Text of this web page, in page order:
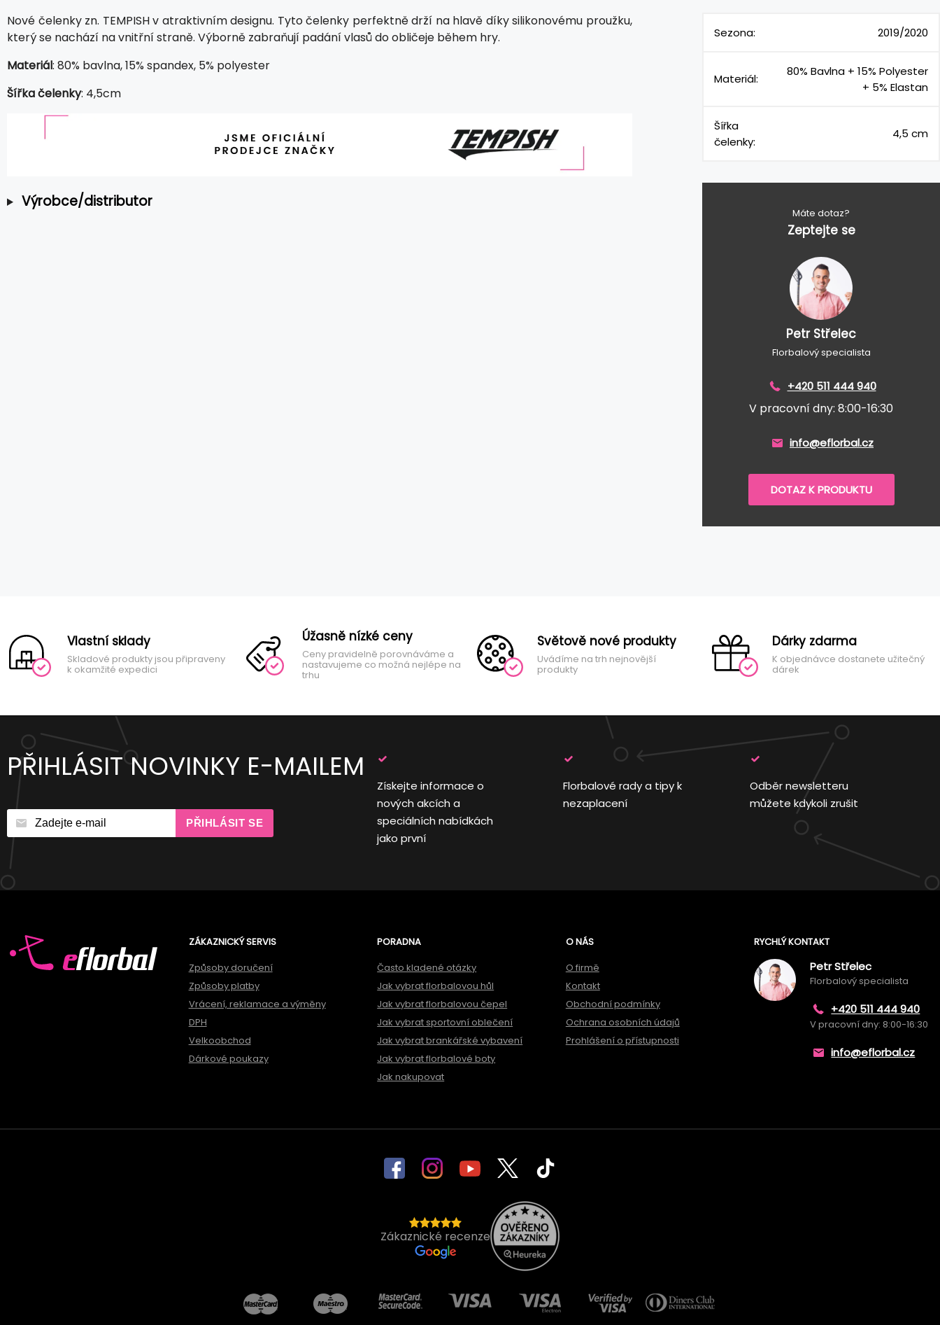
Nové čelenky zn. TEMPISH v atraktivním designu. Tyto čelenky perfektně drží na hlavě díky silikonovému proužku,
který se nachází na vnitřní straně. Výborně zabraňují padání vlasů do obličeje během hry.
Materiál: 80% bavlna, 15% spandex, 5% polyester
Šířka čelenky: 4,5cm
Výrobce/distributor
Sezona: 2019/2020
Materiál:
80% Bavlna + 15% Polyester
+ 5% Elastan
Šířka
čelenky:
4,5 cm
Máte dotaz?
Zeptejte se
Petr Střelec
Florbalový specialista
+420 511 444 940
V pracovní dny: 8:00-16:30
info@eflorbal.cz
DOTAZ K PRODUKTU
Vlastní sklady
Skladové produkty jsou připraveny
k okamžité expedici
Úžasně nízké ceny
Ceny pravidelně porovnáváme a
nastavujeme co možná nejlépe na
trhu
Světově nové produkty
Uvádíme na trh nejnovější
produkty
Dárky zdarma
K objednávce dostanete užitečný
dárek
PŘIHLÁSIT NOVINKY E-MAILEM
PŘIHLÁSIT SE
Získejte informace o
nových akcích a
speciálních nabídkách
jako první
Florbalové rady a tipy k
nezaplacení
Odběr newsletteru
můžete kdykoli zrušit
ZÁKAZNICKÝ SERVIS
Způsoby doručení
Způsoby platby
Vrácení, reklamace a výměny
DPH
Velkoobchod
Dárkové poukazy
PORADNA
Často kladené otázky
Jak vybrat florbalovou hůl
Jak vybrat florbalovou čepel
Jak vybrat sportovní oblečení
Jak vybrat brankářské vybavení
Jak vybrat florbalové boty
Jak nakupovat
O NÁS
O firmě
Kontakt
Obchodní podmínky
Ochrana osobních údajů
Prohlášení o přístupnosti
RYCHLÝ KONTAKT
Petr Střelec
Florbalový specialista
+420 511 444 940
V pracovní dny: 8:00-16:30
info@eflorbal.cz
Zákaznické recenze